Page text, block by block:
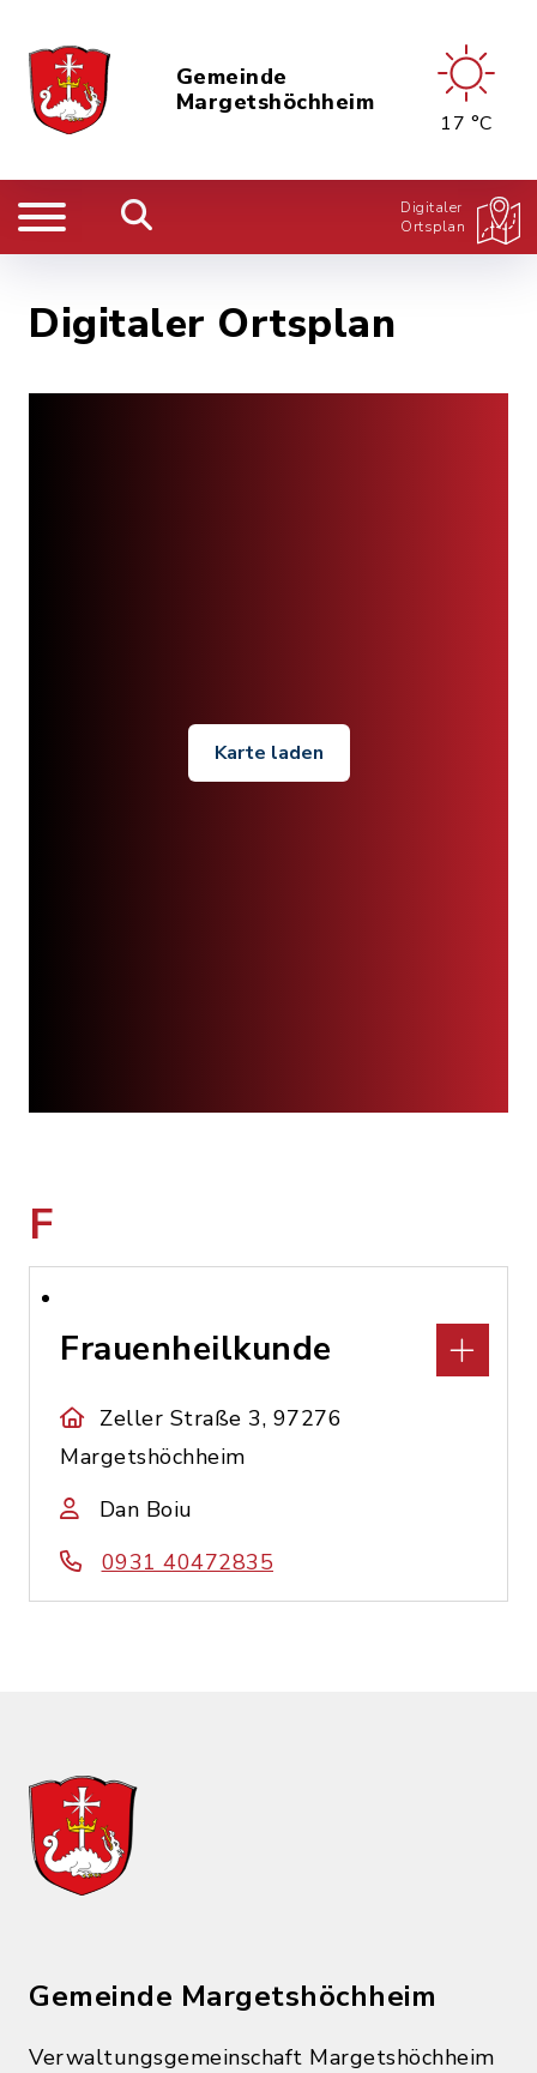
Gemeinde
Margetshöchheim
17 °C
Digitaler
Ortsplan
Digitaler Ortsplan
Karte laden
F
Frauenheilkunde
Zeller Straße 3, 97276
Margetshöchheim
Dan Boiu
0931 40472835
Gemeinde Margetshöchheim
Verwaltungsgemeinschaft Margetshöchheim